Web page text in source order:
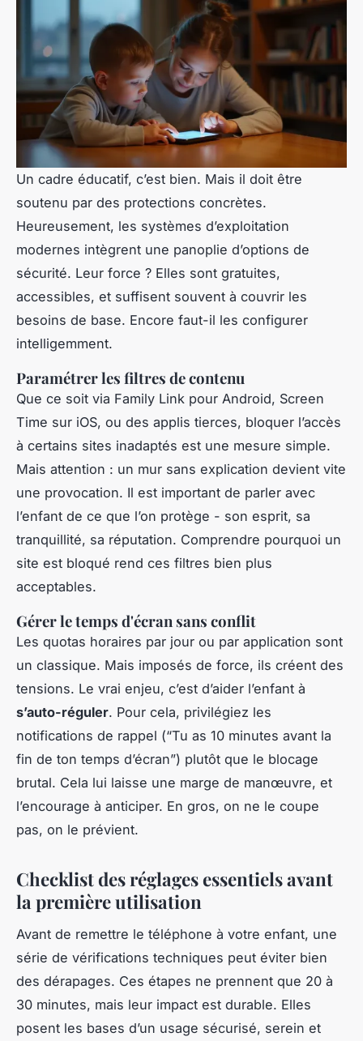
Un cadre éducatif, c’est bien. Mais il doit être
soutenu par des protections concrètes.
Heureusement, les systèmes d’exploitation
modernes intègrent une panoplie d’options de
sécurité. Leur force ? Elles sont gratuites,
accessibles, et suffisent souvent à couvrir les
besoins de base. Encore faut-il les configurer
intelligemment.
Paramétrer les filtres de contenu
Que ce soit via Family Link pour Android, Screen
Time sur iOS, ou des applis tierces, bloquer l’accès
à certains sites inadaptés est une mesure simple.
Mais attention : un mur sans explication devient vite
une provocation. Il est important de parler avec
l’enfant de ce que l’on protège - son esprit, sa
tranquillité, sa réputation. Comprendre pourquoi un
site est bloqué rend ces filtres bien plus
acceptables.
Gérer le temps d'écran sans conflit
Les quotas horaires par jour ou par application sont
un classique. Mais imposés de force, ils créent des
tensions. Le vrai enjeu, c’est d’aider l’enfant à
s’auto-réguler. Pour cela, privilégiez les
notifications de rappel (“Tu as 10 minutes avant la
fin de ton temps d’écran”) plutôt que le blocage
brutal. Cela lui laisse une marge de manœuvre, et
l’encourage à anticiper. En gros, on ne le coupe
pas, on le prévient.
Checklist des réglages essentiels avant
la première utilisation
Avant de remettre le téléphone à votre enfant, une
série de vérifications techniques peut éviter bien
des dérapages. Ces étapes ne prennent que 20 à
30 minutes, mais leur impact est durable. Elles
posent les bases d’un usage sécurisé, serein et